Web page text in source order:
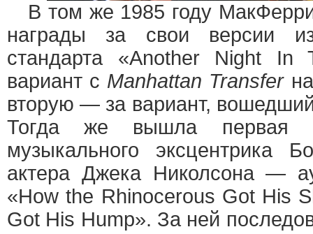
В том же 1985 году
награды за свои версии
стандарта «Another Night
вариант с Manhattan Transfer
вторую — за вариант,
Тогда же вышла первая
музыкального эксцентрика
актера Джека Николсона —
«How the Rhinocerous Got His
Got His Hump». За ней